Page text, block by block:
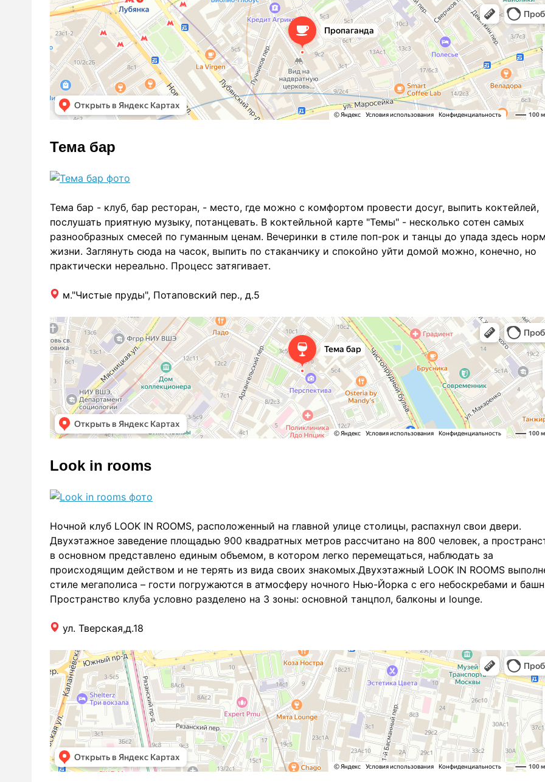
Тема бар
Тема бар - клуб, бар ресторан, - место, где можно с комфортом провести досуг, выпить коктейлей,
послушать приятную музыку, потанцевать. В коктейльной карте "Темы" - несколько сотен самых
разнообразных смесей по гуманным ценам. Вечеринки в стиле поп-рок и танцы до упада здесь
жизни. Заглянуть сюда на часок, выпить по стаканчику и спокойно уйти домой можно, конечно, но
практически нереально. Процесс затягивает.
м."Чистые пруды", Потаповский пер., д.5
Look in rooms
Ночной клуб LOOK IN ROOMS, расположенный на главной улице столицы, распахнул свои двери.
Двухэтажное заведение площадью 900 квадратных метров рассчитано на 800 человек, а
в основном представлено единым объемом, в котором легко перемещаться, наблюдать за
происходящим действом и не терять из вида своих знакомых.Двухэтажный LOOK IN ROOMS
стиле мегаполиса – гости погружаются в атмосферу ночного Нью-Йорка с его небоскребами и
Пространство клуба условно разделено на 3 зоны: основной танцпол, балконы и lounge.
ул. Тверская,д.18